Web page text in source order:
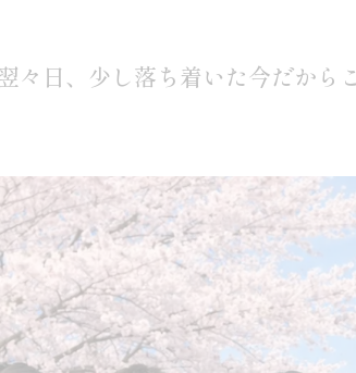
翌々日、少し落ち着いた今だ